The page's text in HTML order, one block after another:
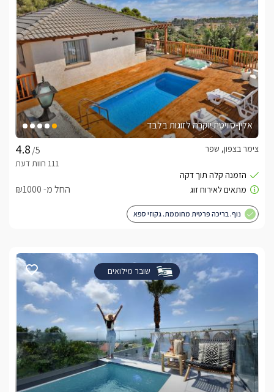
אלין-סוויטת יוקרה לזוגות בלבד
/5
צימר בצפון, שפר
החל מ- ₪1000
נוף. בריכה פרטית מחוממת. גקוזי ספא
שובר מילואים